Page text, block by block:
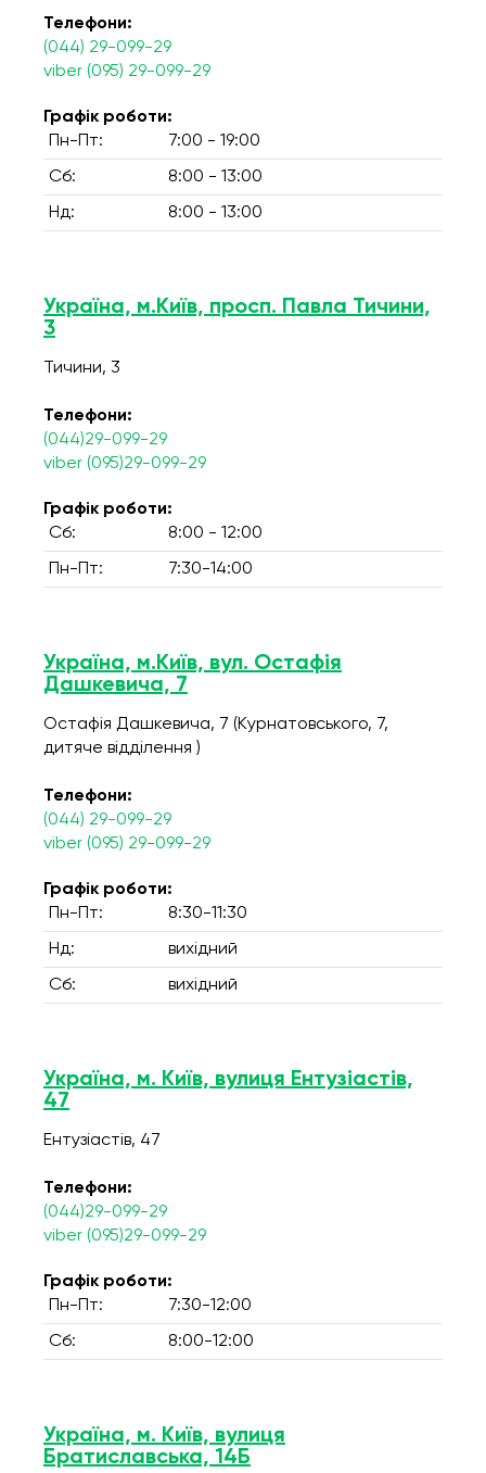
Телефони:
(044) 29-099-29
viber (095) 29-099-29
Графік роботи:
Пн-Пт:
7:00 - 19:00
Сб: 8:00 - 13:00
Нд: 8:00 - 13:00
Україна, м.Київ, просп. Павла Тичини,
3
Тичини, 3
Телефони:
(044)29-099-29
viber (095)29-099-29
Графік роботи:
Сб:
8:00 - 12:00
Пн-Пт: 7:30-14:00
Україна, м.Київ, вул. Остафія
Дашкевича, 7
Остафія Дашкевича, 7 (Курнатовського, 7,
дитяче відділення )
Телефони:
(044) 29-099-29
viber (095) 29-099-29
Графік роботи:
Пн-Пт:
8:30-11:30
Нд: вихідний
Сб: вихідний
Україна, м. Київ, вулиця Ентузіастів,
47
Ентузіастів, 47
Телефони:
(044)29-099-29
viber (095)29-099-29
Графік роботи:
Пн-Пт:
7:30-12:00
Сб: 8:00-12:00
Україна, м. Київ, вулиця
Братиславська, 14Б